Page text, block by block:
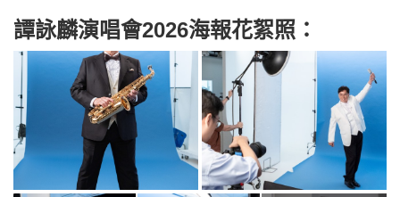
譚詠麟演唱會2026海報花絮照：